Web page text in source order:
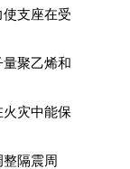
支座在受
聚乙烯和
灾中能保
隔震周